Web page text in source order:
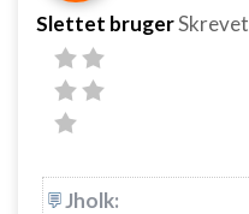
Slettet brugerSkrevet
Jholk: